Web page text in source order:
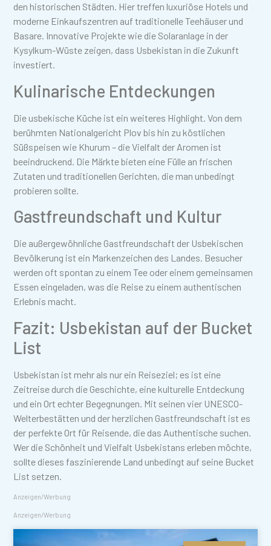
den historischen Städten. Hier treffen luxuriöse Hotels und
moderne Einkaufszentren auf traditionelle Teehäuser und
Basare. Innovative Projekte wie die Solaranlage in der
Kysylkum-Wüste zeigen, dass Usbekistan in die Zukunft
investiert.
Kulinarische Entdeckungen
Die usbekische Küche ist ein weiteres Highlight. Von dem
berühmten Nationalgericht Plov bis hin zu köstlichen
Süßspeisen wie Khurum – die Vielfalt der Aromen ist
beeindruckend. Die Märkte bieten eine Fülle an frischen
Zutaten und traditionellen Gerichten, die man unbedingt
probieren sollte.
Gastfreundschaft und Kultur
Die außergewöhnliche Gastfreundschaft der Usbekischen
Bevölkerung ist ein Markenzeichen des Landes. Besucher
werden oft spontan zu einem Tee oder einem gemeinsamen
Essen eingeladen, was die Reise zu einem authentischen
Erlebnis macht.
Fazit: Usbekistan auf der Bucket
List
Usbekistan ist mehr als nur ein Reiseziel; es ist eine
Zeitreise durch die Geschichte, eine kulturelle Entdeckung
und ein Ort echter Begegnungen. Mit seinen vier UNESCO-
Welterbestätten und der herzlichen Gastfreundschaft ist es
der perfekte Ort für Reisende, die das Authentische suchen.
Wer die Schönheit und Vielfalt Usbekistans erleben möchte,
sollte dieses faszinierende Land unbedingt auf seine Bucket
List setzen.
Anzeigen/Werbung
Anzeigen/Werbung